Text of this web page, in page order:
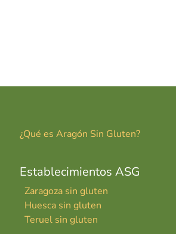
¿Qué es Aragón Sin Gluten?
Establecimientos ASG
Zaragoza sin gluten
Huesca sin gluten
Teruel sin gluten